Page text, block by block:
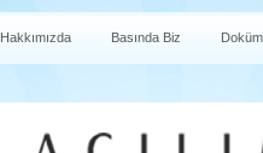
Hakkımızda Basında Biz